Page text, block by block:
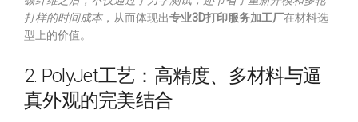
打样的时间成本，从而体现出专业3D打印服务加工厂在材料选
型上的价值。
2. PolyJet工艺：高精度、多材料与逼
真外观的完美结合